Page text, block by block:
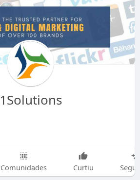
1Solutions
Comunidades Curtiu